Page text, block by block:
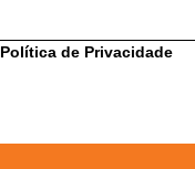
Política de Privacidade